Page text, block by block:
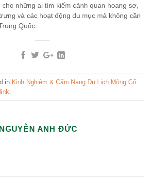
những ai tìm kiếm cảnh quan hoang sơ,
và các hoạt động du mục mà không cần
Quốc.
in Kinh Nghiệm & Cẩm Nang Du Lịch Mông Cổ
NGUYỄN ANH ĐỨC